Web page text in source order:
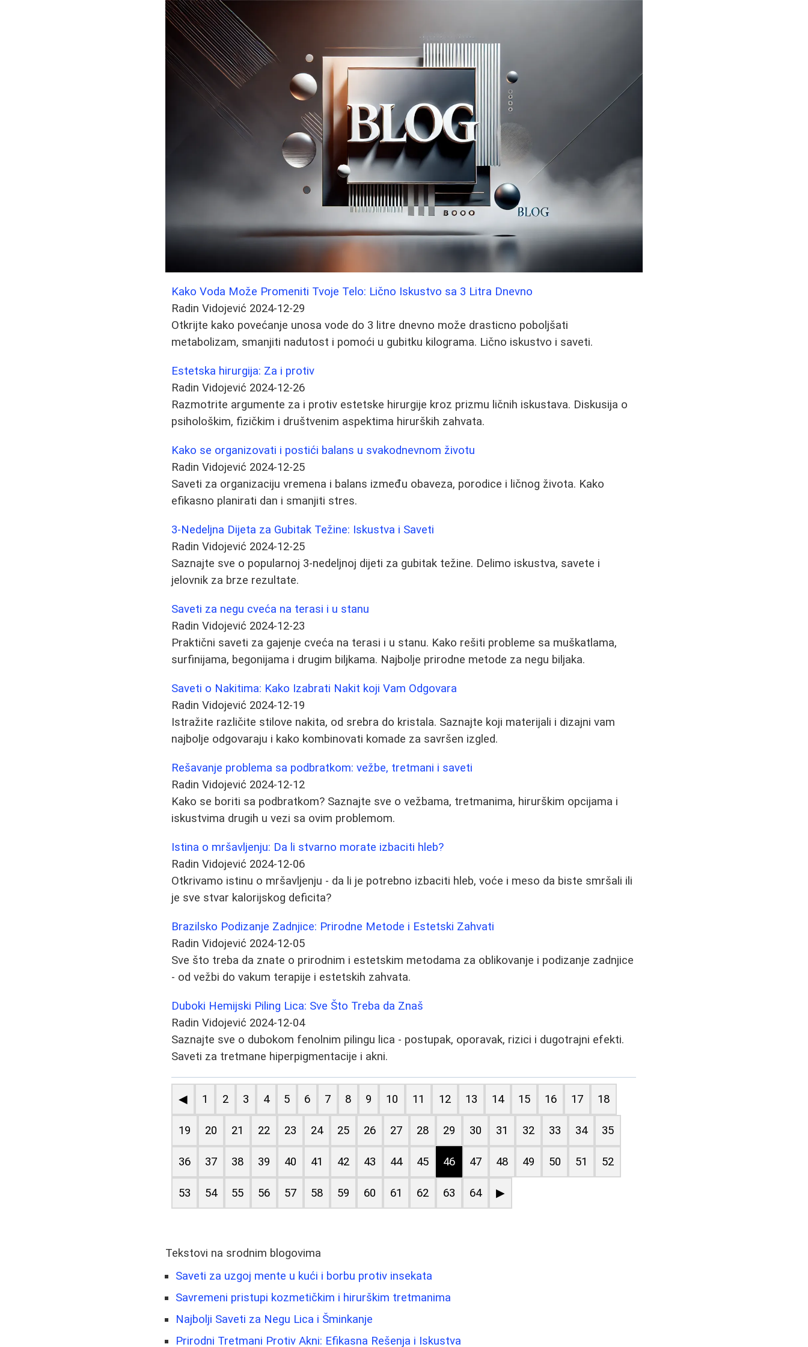
Kako Voda Može Promeniti Tvoje Telo: Lično Iskustvo sa 3 Litra Dnevno
Radin Vidojević 2024-12-29
Otkrijte kako povećanje unosa vode do 3 litre dnevno može drasticno poboljšati
metabolizam, smanjiti nadutost i pomoći u gubitku kilograma. Lično iskustvo i saveti.
Estetska hirurgija: Za i protiv
Radin Vidojević 2024-12-26
Razmotrite argumente za i protiv estetske hirurgije kroz prizmu ličnih iskustava. Diskusija o
psihološkim, fizičkim i društvenim aspektima hirurških zahvata.
Kako se organizovati i postići balans u svakodnevnom životu
Radin Vidojević 2024-12-25
Saveti za organizaciju vremena i balans između obaveza, porodice i ličnog života. Kako
efikasno planirati dan i smanjiti stres.
3-Nedeljna Dijeta za Gubitak Težine: Iskustva i Saveti
Radin Vidojević 2024-12-25
Saznajte sve o popularnoj 3-nedeljnoj dijeti za gubitak težine. Delimo iskustva, savete i
jelovnik za brze rezultate.
Saveti za negu cveća na terasi i u stanu
Radin Vidojević 2024-12-23
Praktični saveti za gajenje cveća na terasi i u stanu. Kako rešiti probleme sa muškatlama,
surfinijama, begonijama i drugim biljkama. Najbolje prirodne metode za negu biljaka.
Saveti o Nakitima: Kako Izabrati Nakit koji Vam Odgovara
Radin Vidojević 2024-12-19
Istražite različite stilove nakita, od srebra do kristala. Saznajte koji materijali i dizajni vam
najbolje odgovaraju i kako kombinovati komade za savršen izgled.
Rešavanje problema sa podbratkom: vežbe, tretmani i saveti
Radin Vidojević 2024-12-12
Kako se boriti sa podbratkom? Saznajte sve o vežbama, tretmanima, hirurškim opcijama i
iskustvima drugih u vezi sa ovim problemom.
Istina o mršavljenju: Da li stvarno morate izbaciti hleb?
Radin Vidojević 2024-12-06
Otkrivamo istinu o mršavljenju - da li je potrebno izbaciti hleb, voće i meso da biste smršali ili
je sve stvar kalorijskog deficita?
Brazilsko Podizanje Zadnjice: Prirodne Metode i Estetski Zahvati
Radin Vidojević 2024-12-05
Sve što treba da znate o prirodnim i estetskim metodama za oblikovanje i podizanje zadnjice
- od vežbi do vakum terapije i estetskih zahvata.
Duboki Hemijski Piling Lica: Sve Što Treba da Znaš
Radin Vidojević 2024-12-04
Saznajte sve o dubokom fenolnim pilingu lica - postupak, oporavak, rizici i dugotrajni efekti.
Saveti za tretmane hiperpigmentacije i akni.
◀ 1 2 3 4 5 6 7 8 9 10 11 12 13 14 15 16 17 18
19 20 21 22 23 24 25 26 27 28 29 30 31 32 33 34 35
36 37 38 39 40 41 42 43 44 45 46 47 48 49 50 51 52
53 54 55 56 57 58 59 60 61 62 63 64 ▶
Tekstovi na srodnim blogovima
Saveti za uzgoj mente u kući i borbu protiv insekata
Savremeni pristupi kozmetičkim i hirurškim tretmanima
Najbolji Saveti za Negu Lica i Šminkanje
Prirodni Tretmani Protiv Akni: Efikasna Rešenja i Iskustva